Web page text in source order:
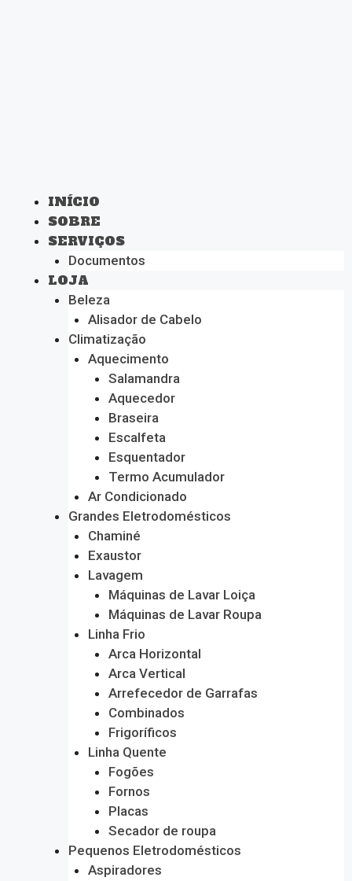
INÍCIO
SOBRE
SERVIÇOS
Documentos
LOJA
Beleza
Alisador de Cabelo
Climatização
Aquecimento
Salamandra
Aquecedor
Braseira
Escalfeta
Esquentador
Termo Acumulador
Ar Condicionado
Grandes Eletrodomésticos
Chaminé
Exaustor
Lavagem
Máquinas de Lavar Loiça
Máquinas de Lavar Roupa
Linha Frio
Arca Horizontal
Arca Vertical
Arrefecedor de Garrafas
Combinados
Frigoríficos
Linha Quente
Fogões
Fornos
Placas
Secador de roupa
Pequenos Eletrodomésticos
Aspiradores